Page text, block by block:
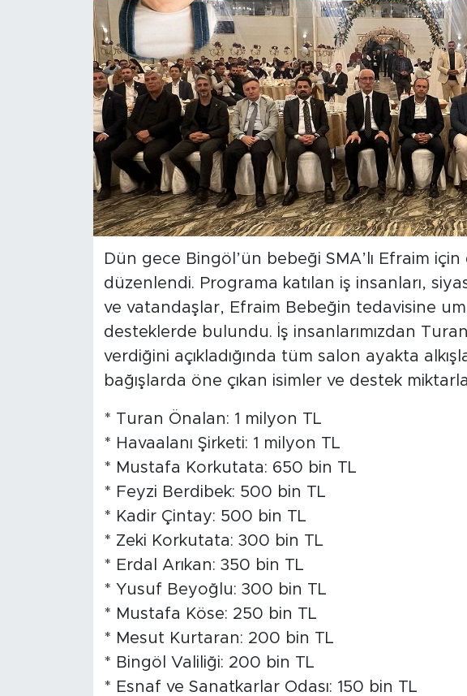
Dün gece Bingöl’ün bebeği SMA’lı Efraim için
düzenlendi. Programa katılan iş insanları,
ve vatandaşlar, Efraim Bebeğin tedavisine
desteklerde bulundu. İş insanlarımızdan
verdiğini açıkladığında tüm salon ayakta
bağışlarda öne çıkan isimler ve destek
* Turan Önalan: 1 milyon TL
* Havaalanı Şirketi: 1 milyon TL
* Mustafa Korkutata: 650 bin TL
* Feyzi Berdibek: 500 bin TL
* Kadir Çintay: 500 bin TL
* Zeki Korkutata: 300 bin TL
* Erdal Arıkan: 350 bin TL
* Yusuf Beyoğlu: 300 bin TL
* Mustafa Köse: 250 bin TL
* Mesut Kurtaran: 200 bin TL
* Bingöl Valiliği: 200 bin TL
* Esnaf ve Sanatkarlar Odası: 150 bin TL
Ekonomi
Hava Durumu
Tavz Der
Bingöl Kaza Haberleri